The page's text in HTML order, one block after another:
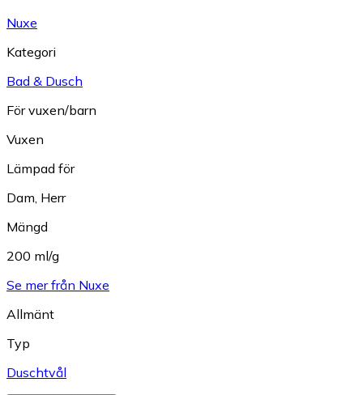
Nuxe
Kategori
Bad & Dusch
För vuxen/barn
Vuxen
Lämpad för
Dam Herr
Mängd
200 ml/g
Se mer från Nuxe
Allmänt
Typ
Duschtvål